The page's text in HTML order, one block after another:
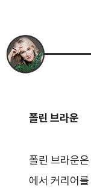
폴린 브라운
폴린 브라운
에서 커리어